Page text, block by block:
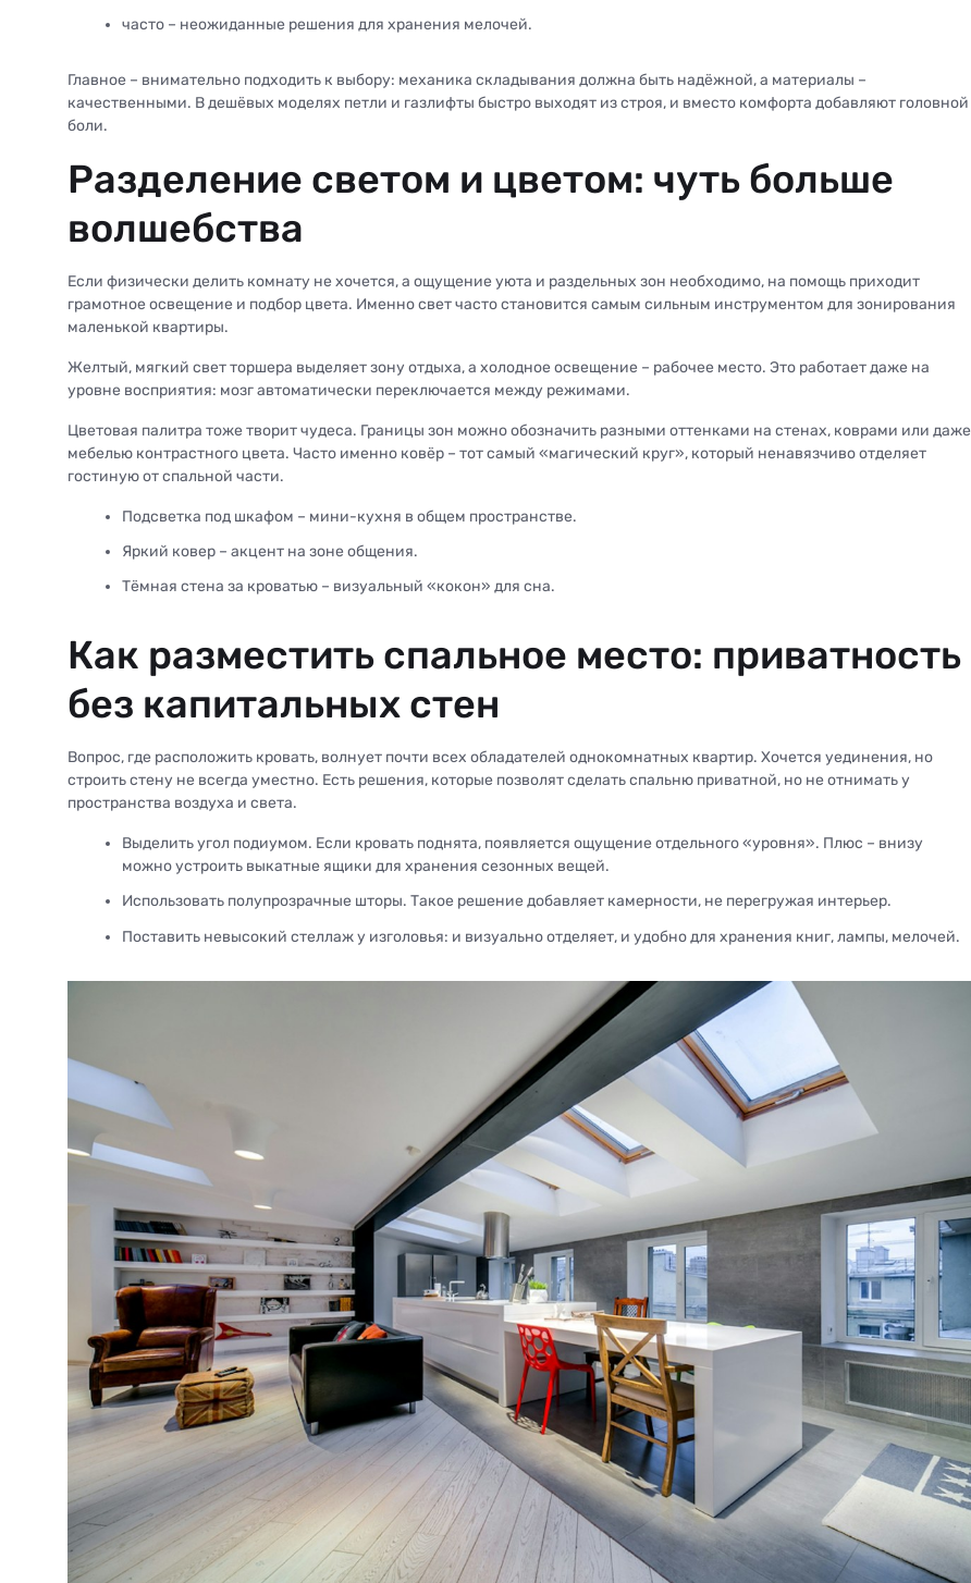
часто – неожиданные решения для хранения мелочей.
Главное – внимательно подходить к выбору: механика складывания должна быть надёжной, а материалы –
качественными. В дешёвых моделях петли и газлифты быстро выходят из строя, и вместо комфорта добавляют головной
боли.
Разделение светом и цветом: чуть больше
волшебства
Если физически делить комнату не хочется, а ощущение уюта и раздельных зон необходимо, на помощь приходит
грамотное освещение и подбор цвета. Именно свет часто становится самым сильным инструментом для зонирования
маленькой квартиры.
Желтый, мягкий свет торшера выделяет зону отдыха, а холодное освещение – рабочее место. Это работает даже на
уровне восприятия: мозг автоматически переключается между режимами.
Цветовая палитра тоже творит чудеса. Границы зон можно обозначить разными оттенками на стенах, коврами или даже
мебелью контрастного цвета. Часто именно ковёр – тот самый «магический круг», который ненавязчиво отделяет
гостиную от спальной части.
Подсветка под шкафом – мини-кухня в общем пространстве.
Яркий ковер – акцент на зоне общения.
Тёмная стена за кроватью – визуальный «кокон» для сна.
Как разместить спальное место: приватность
без капитальных стен
Вопрос, где расположить кровать, волнует почти всех обладателей однокомнатных квартир. Хочется уединения, но
строить стену не всегда уместно. Есть решения, которые позволят сделать спальню приватной, но не отнимать у
пространства воздуха и света.
Выделить угол подиумом. Если кровать поднята, появляется ощущение отдельного «уровня». Плюс – внизу
можно устроить выкатные ящики для хранения сезонных вещей.
Использовать полупрозрачные шторы. Такое решение добавляет камерности, не перегружая интерьер.
Поставить невысокий стеллаж у изголовья: и визуально отделяет, и удобно для хранения книг, лампы, мелочей.